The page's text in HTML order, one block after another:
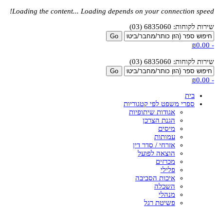
Loading the content... Loading depends on your connection speed!
שירות לקוחות: 6835060 (03)
-
₪0.00
שירות לקוחות: 6835060 (03)
-
₪0.00
בית
ספרי משפט לפי קטגוריות
אגודות שיתופיות
הגנת הצרכן
מיסים
עמותות
אזרחי / סדר דין
הוצאה לפועל
מכרזים
פלילי
איכות הסביבה
השכלה
מנהלי
פשיטת רגל